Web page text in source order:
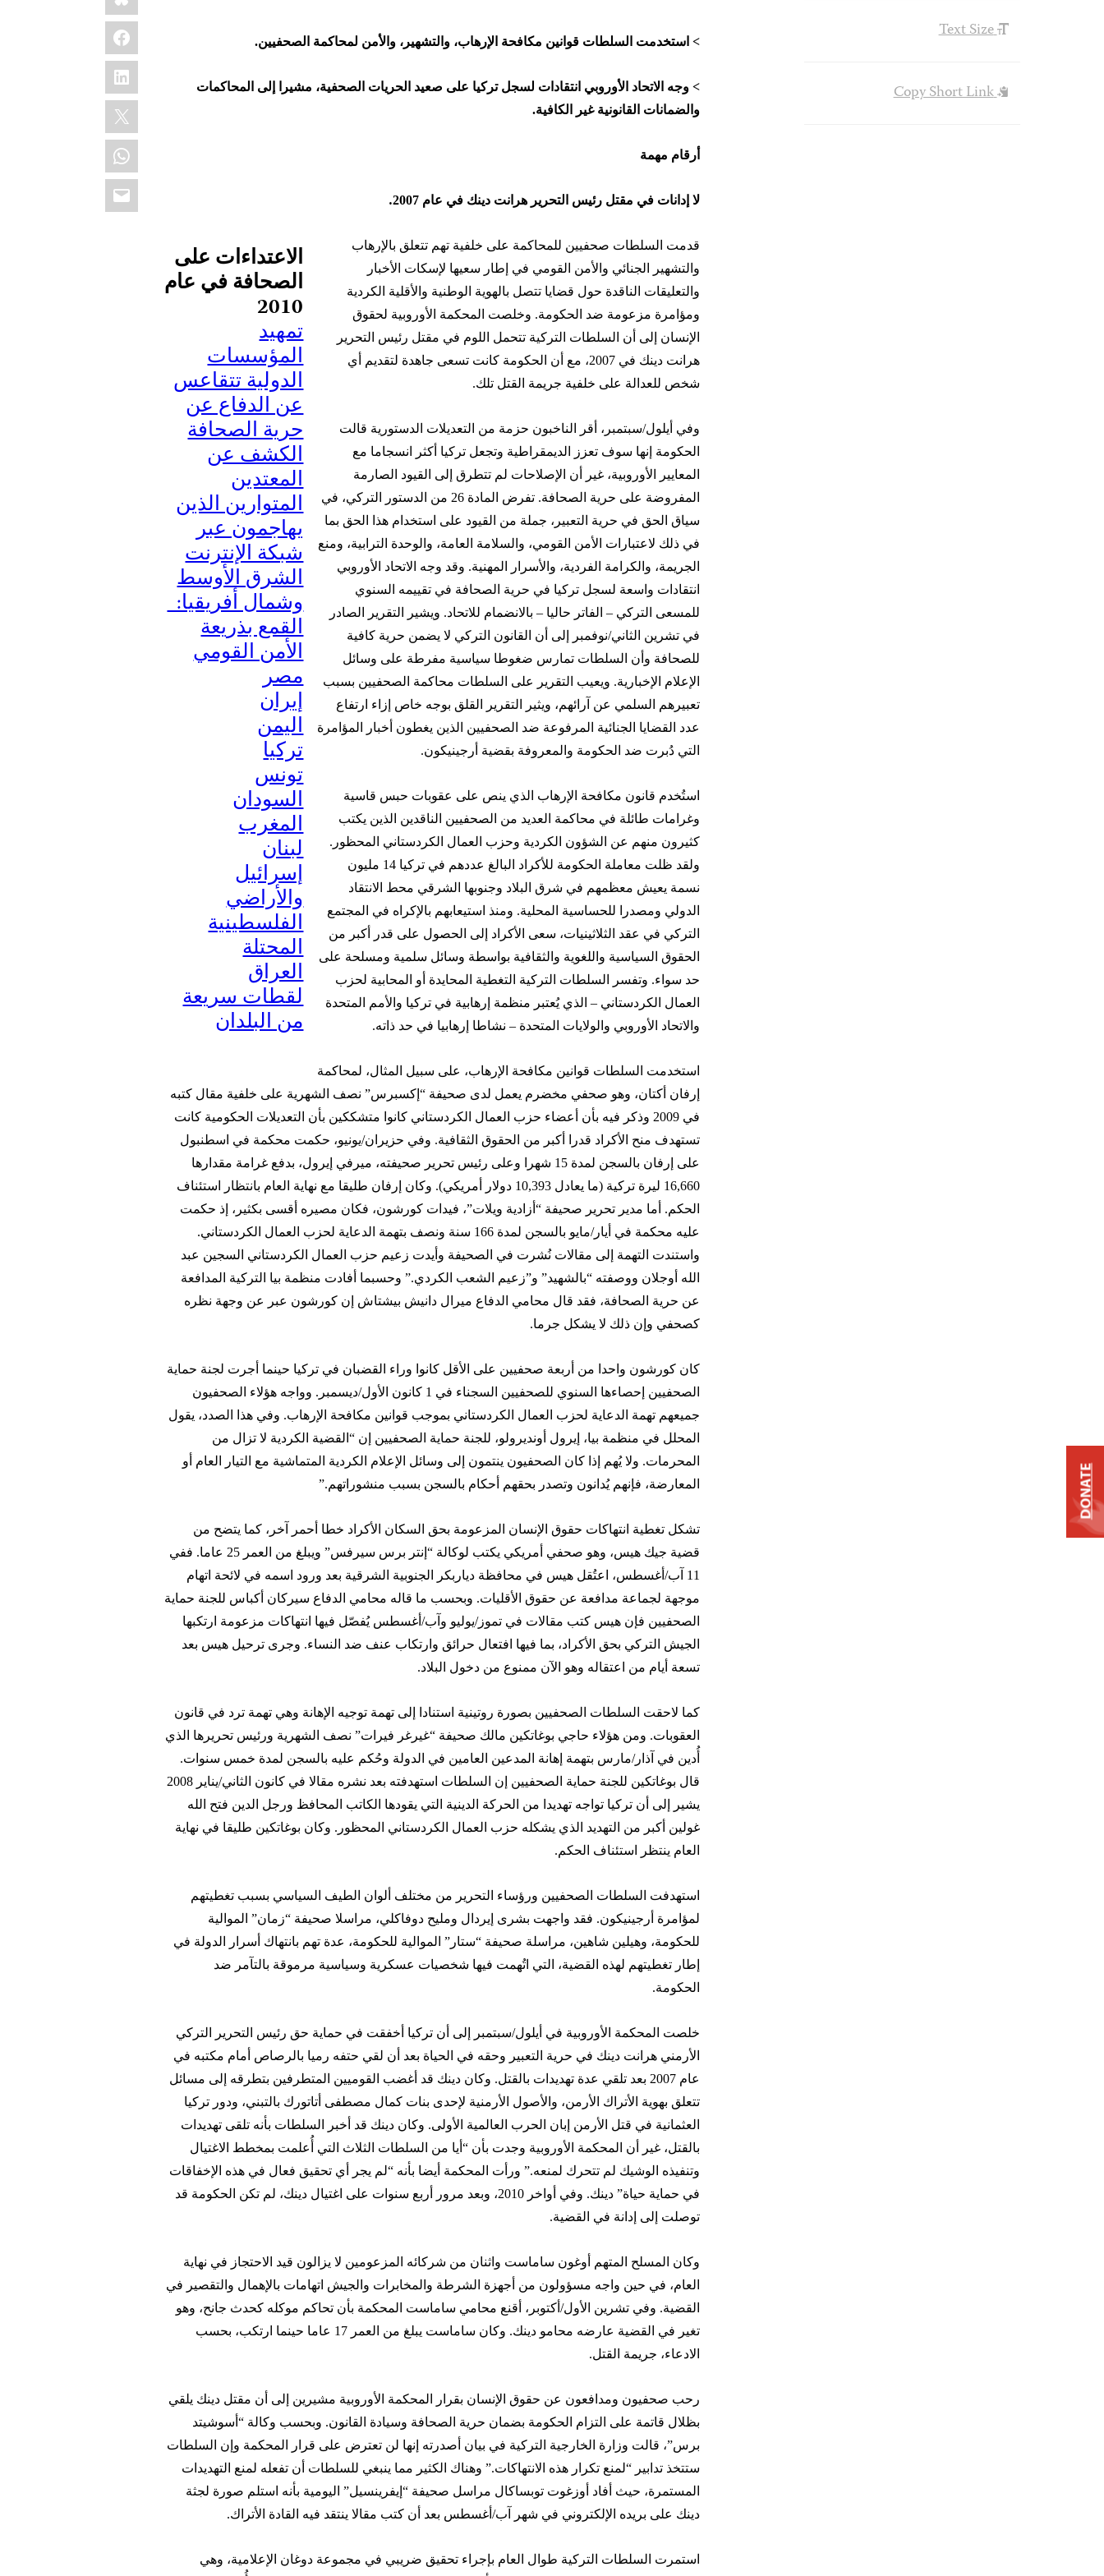
Facebook
LinkedIn
X
WhatsApp
Email
> استخدمت السلطات قوانين مكافحة الإرهاب، والتشهير، والأمن لمحاكمة الصحفيين.
> وجه الاتحاد الأوروبي انتقادات لسجل تركيا على صعيد الحريات الصحفية، مشيرا إلى المحاكمات
والضمانات القانونية غير الكافية.
أرقام مهمة
لا إدانات في مقتل رئيس التحرير هرانت دينك في عام 2007 .
الاعتداءات على
الصحافة في عام
2010
تمهيد
المؤسسات
الدولية تتقاعس
عن الدفاع عن
حرية الصحافة
الكشف عن
المعتدين
المتوارين الذين
يهاجمون عبر
شبكة الإنترنت
الشرق الأوسط
وشمال أفريقيا:
القمع بذريعة
الأمن القومي
مصر
إيران
اليمن
تركيا
تونس
السودان
المغرب
لبنان
إسرائيل
والأراضي
الفلسطينية
المحتلة
العراق
لقطات سريعة
من البلدان
قدمت السلطات صحفيين للمحاكمة على خلفية تهم تتعلق بالإرهاب
والتشهير الجنائي والأمن القومي في إطار سعيها لإسكات الأخبار
والتعليقات الناقدة حول قضايا تتصل بالهوية الوطنية والأقلية الكردية
ومؤامرة مزعومة ضد الحكومة. وخلصت المحكمة الأوروبية لحقوق
الإنسان إلى أن السلطات التركية تتحمل اللوم في مقتل رئيس التحرير
هرانت دينك في 2007، مع أن الحكومة كانت تسعى جاهدة لتقديم أي
شخص للعدالة على خلفية جريمة القتل تلك.
وفي أيلول/سبتمبر، أقر الناخبون حزمة من التعديلات الدستورية قالت
الحكومة إنها سوف تعزز الديمقراطية وتجعل تركيا أكثر انسجاما مع
المعايير الأوروبية، غير أن الإصلاحات لم تتطرق إلى القيود الصارمة
المفروضة على حرية الصحافة. تفرض المادة 26 من الدستور التركي، في
سياق الحق في حرية التعبير، جملة من القيود على استخدام هذا الحق بما
في ذلك لاعتبارات الأمن القومي، والسلامة العامة، والوحدة الترابية، ومنع
الجريمة، والكرامة الفردية، والأسرار المهنية. وقد وجه الاتحاد الأوروبي
انتقادات واسعة لسجل تركيا في حرية الصحافة في تقييمه السنوي
للمسعى التركي – الفاتر حاليا – بالانضمام للاتحاد. ويشير التقرير الصادر
في تشرين الثاني/نوفمبر إلى أن القانون التركي لا يضمن حرية كافية
للصحافة وأن السلطات تمارس ضغوطا سياسية مفرطة على وسائل
الإعلام الإخبارية. ويعيب التقرير على السلطات محاكمة الصحفيين بسبب
تعبيرهم
السلمي عن آرائهم، ويثير التقرير القلق بوجه خاص إزاء ارتفاع
عدد القضايا الجنائية المرفوعة ضد الصحفيين الذين يغطون أخبار المؤامرة
التي دُبرت ضد الحكومة والمعروفة بقضية أرجينيكون.
استُخدم قانون مكافحة الإرهاب الذي ينص على عقوبات حبس قاسية
وغرامات طائلة في محاكمة العديد من الصحفيين الناقدين الذين يكتب
كثيرون منهم عن الشؤون الكردية وحزب العمال الكردستاني المحظور.
ولقد ظلت معاملة الحكومة للأكراد البالغ عددهم في تركيا 14 مليون
نسمة يعيش معظمهم في شرق البلاد وجنوبها الشرقي محط الانتقاد
الدولي ومصدرا للحساسية المحلية. ومنذ استيعابهم بالإكراه في المجتمع
التركي في عقد الثلاثينيات، سعى الأكراد إلى الحصول على قدر أكبر من
الحقوق السياسية واللغوية والثقافية بواسطة وسائل سلمية ومسلحة على
حد سواء. وتفسر السلطات التركية التغطية المحايدة أو المحابية لحزب
العمال الكردستاني – الذي يُعتبر منظمة إرهابية في تركيا والأمم المتحدة
والاتحاد الأوروبي والولايات المتحدة – نشاطا إرهابيا في حد ذاته.
استخدمت السلطات قوانين مكافحة الإرهاب، على سبيل المثال، لمحاكمة
إرفان أكتان، وهو صحفي مخضرم يعمل لدى صحيفة “إكسبرس” نصف الشهرية على خلفية مقال كتبه
في 2009 وذكر فيه بأن أعضاء حزب العمال الكردستاني كانوا متشككين بأن التعديلات الحكومية كانت
تستهدف منح الأكراد قدرا أكبر من الحقوق الثقافية. وفي حزيران/يونيو، حكمت محكمة في اسطنبول
على إرفان بالسجن لمدة 15 شهرا وعلى رئيس تحرير صحيفته، ميرفي إيرول، بدفع غرامة مقدارها
16,660 ليرة تركية (ما يعادل 10,393 دولار أمريكي). وكان إرفان طليقا مع نهاية العام بانتظار استئناف
الحكم. أما مدير تحرير صحيفة “أزادية ويلات”، فيدات كورشون، فكان مصيره أقسى بكثير، إذ حكمت
عليه محكمة في أيار/مايو بالسجن لمدة 166 سنة ونصف بتهمة الدعاية لحزب العمال الكردستاني.
واستندت التهمة إلى مقالات نُشرت في الصحيفة وأيدت زعيم حزب العمال الكردستاني السجين عبد
الله أوجلان ووصفته “بالشهيد” و”زعيم الشعب الكردي.” وحسبما أفادت منظمة بيا التركية المدافعة
عن حرية الصحافة، فقد قال محامي الدفاع ميرال دانيش بيشتاش إن كورشون عبر عن وجهة نظره
كصحفي وإن ذلك لا يشكل جرما.
كان كورشون واحدا من أربعة صحفيين على الأقل كانوا وراء القضبان في تركيا حينما أجرت لجنة حماية
الصحفيين إحصاءها السنوي للصحفيين السجناء في 1 كانون الأول/ديسمبر. وواجه هؤلاء الصحفيون
جميعهم تهمة الدعاية لحزب العمال الكردستاني بموجب قوانين مكافحة الإرهاب. وفي هذا الصدد، يقول
المحلل في منظمة بيا، إيرول أونديرولو، للجنة حماية الصحفيين إن “القضية الكردية لا تزال من
المحرمات. ولا يُهم إذا كان الصحفيون ينتمون إلى وسائل الإعلام الكردية المتماشية مع التيار العام أو
المعارضة، فإنهم يُدانون وتصدر بحقهم أحكام بالسجن بسبب منشوراتهم.”
تشكل تغطية انتهاكات حقوق الإنسان المزعومة بحق السكان الأكراد خطا أحمر آخر، كما يتضح من
قضية جيك هيس، وهو صحفي أمريكي يكتب لوكالة “إنتر برس سيرفس” ويبلغ من العمر 25 عاما. ففي
11 آب/أغسطس، اعتُقل هيس في محافظة دياربكر الجنوبية الشرقية بعد ورود اسمه في لائحة اتهام
موجهة لجماعة مدافعة عن حقوق الأقليات. وبحسب ما قاله محامي الدفاع سيركان أكباس للجنة حماية
الصحفيين فإن هيس كتب مقالات في تموز/يوليو وآب/أغسطس يُفصّل فيها انتهاكات مزعومة ارتكبها
الجيش التركي بحق الأكراد، بما فيها افتعال حرائق وارتكاب عنف ضد النساء. وجرى ترحيل هيس بعد
تسعة أيام من اعتقاله وهو الآن ممنوع من دخول البلاد.
كما لاحقت السلطات الصحفيين بصورة روتينية استنادا إلى تهمة توجيه الإهانة وهي تهمة ترد في قانون
العقوبات. ومن هؤلاء حاجي بوغاتكين مالك صحيفة “غيرغر فيرات” نصف الشهرية ورئيس تحريرها الذي
أُدين في آذار/مارس بتهمة إهانة المدعين العامين في الدولة وحُكم عليه بالسجن لمدة خمس سنوات.
قال بوغاتكين للجنة حماية الصحفيين إن السلطات استهدفته بعد نشره مقالا في كانون الثاني/يناير 2008
يشير إلى أن تركيا تواجه تهديدا من الحركة الدينية التي يقودها الكاتب المحافظ ورجل الدين فتح الله
غولين أكبر من التهديد الذي يشكله حزب العمال الكردستاني المحظور. وكان بوغاتكين طليقا في نهاية
العام ينتظر استئناف الحكم.
استهدفت السلطات الصحفيين ورؤساء التحرير من مختلف ألوان الطيف السياسي بسبب تغطيتهم
لمؤامرة أرجينيكون. فقد واجهت بشرى إيردال ومليح دوفاكلي، مراسلا صحيفة “زمان” الموالية
للحكومة، وهيلين شاهين، مراسلة صحيفة “ستار” الموالية للحكومة، عدة تهم بانتهاك أسرار الدولة في
إطار تغطيتهم لهذه القضية، التي اتُهمت فيها شخصيات عسكرية وسياسية مرموقة بالتآمر ضد
الحكومة.
خلصت المحكمة الأوروبية في أيلول/سبتمبر إلى أن تركيا أخفقت في حماية حق رئيس التحرير التركي
الأرمني هرانت دينك في حرية التعبير وحقه في الحياة بعد أن لقي حتفه رميا بالرصاص أمام مكتبه في
عام 2007 بعد تلقي عدة تهديدات بالقتل. وكان دينك قد أغضب القوميين المتطرفين بتطرقه إلى مسائل
تتعلق بهوية الأتراك الأرمن، والأصول الأرمنية لإحدى بنات كمال مصطفى أتاتورك بالتبني، ودور تركيا
العثمانية في قتل الأرمن إبان الحرب العالمية الأولى. وكان دينك قد أخبر السلطات بأنه تلقى تهديدات
بالقتل، غير أن المحكمة الأوروبية وجدت بأن “أيا من السلطات الثلاث التي أُعلمت بمخطط الاغتيال
وتنفيذه الوشيك لم تتحرك لمنعه.” ورأت المحكمة أيضا بأنه “لم يجر أي تحقيق فعال في هذه الإخفاقات
في حماية حياة” دينك. وفي أواخر 2010، وبعد مرور أربع سنوات على اغتيال دينك، لم تكن الحكومة قد
توصلت إلى إدانة في القضية.
وكان المسلح المتهم أوغون ساماست واثنان من شركائه المزعومين لا يزالون قيد الاحتجاز في نهاية
العام، في حين واجه مسؤولون من أجهزة الشرطة والمخابرات والجيش اتهامات بالإهمال والتقصير في
القضية. وفي تشرين الأول/أكتوبر، أقنع محامي ساماست المحكمة بأن تحاكم موكله كحدث جانح، وهو
تغير في القضية عارضه محامو دينك. وكان ساماست يبلغ من العمر 17 عاما حينما ارتكب، بحسب
الادعاء، جريمة القتل.
رحب صحفيون ومدافعون عن حقوق الإنسان بقرار المحكمة الأوروبية مشيرين إلى أن مقتل دينك يلقي
بظلال قاتمة على التزام الحكومة بضمان حرية الصحافة وسيادة القانون. وبحسب وكالة “أسوشيتد
برس”، قالت وزارة الخارجية التركية في بيان أصدرته إنها لن تعترض على قرار المحكمة وإن السلطات
ستتخذ تدابير “لمنع تكرار هذه الانتهاكات.” وهناك الكثير مما ينبغي للسلطات أن تفعله لمنع التهديدات
المستمرة، حيث أفاد أوزغوت توبساكال مراسل صحيفة “إيفرينسيل” اليومية بأنه استلم صورة لجثة
دينك على بريده الإلكتروني في شهر آب/أغسطس بعد أن كتب مقالا ينتقد فيه القادة الأتراك.
استمرت السلطات التركية طوال العام بإجراء تحقيق ضريبي في مجموعة دوغان الإعلامية، وهي
Text Size
Copy Short Link
DONATE